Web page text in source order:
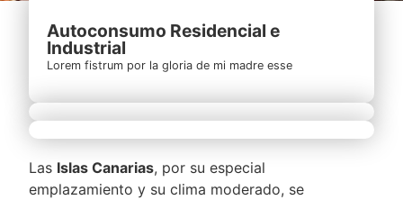
Autoconsumo Residencial e
Industrial
Lorem fistrum por la gloria de mi madre esse
Las Islas Canarias, por su especial
emplazamiento y su clima moderado, se